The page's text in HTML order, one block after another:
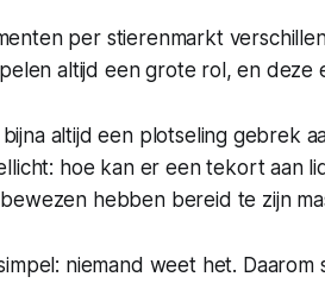
per stierenmarkt
altijd een grote rol, en deze
altijd een plotseling gebrek
hoe kan er een tekort aan
hebben bereid te zijn
niemand weet het. Daarom